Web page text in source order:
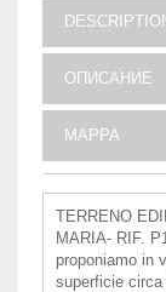
ОПИСАНИЕ
MAPPA
TERRENO
MARIA- RIF.
proponiamo in
superficie